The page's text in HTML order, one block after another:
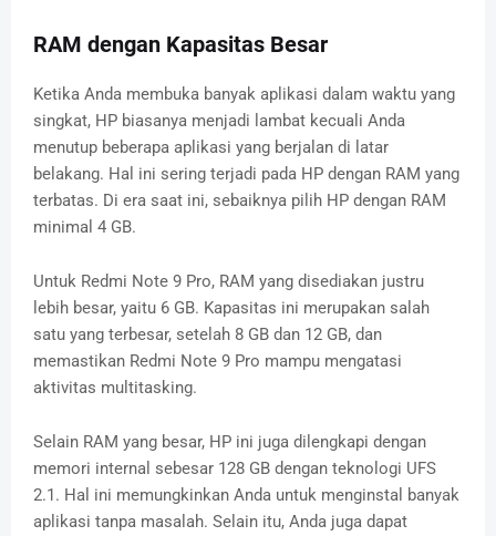
RAM dengan Kapasitas Besar
Ketika Anda membuka banyak aplikasi dalam waktu yang
singkat, HP biasanya menjadi lambat kecuali Anda
menutup beberapa aplikasi yang berjalan di latar
belakang. Hal ini sering terjadi pada HP dengan RAM yang
terbatas. Di era saat ini, sebaiknya pilih HP dengan RAM
minimal 4 GB.
Untuk Redmi Note 9 Pro, RAM yang disediakan justru
lebih besar, yaitu 6 GB. Kapasitas ini merupakan salah
satu yang terbesar, setelah 8 GB dan 12 GB, dan
memastikan Redmi Note 9 Pro mampu mengatasi
aktivitas multitasking.
Selain RAM yang besar, HP ini juga dilengkapi dengan
memori internal sebesar 128 GB dengan teknologi UFS
2.1. Hal ini memungkinkan Anda untuk menginstal banyak
aplikasi tanpa masalah. Selain itu, Anda juga dapat